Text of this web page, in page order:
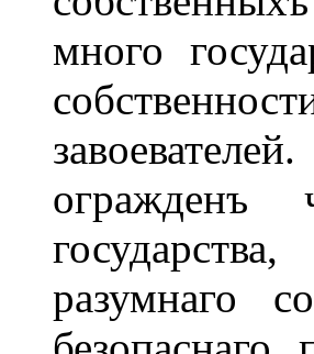
много
разумнаго